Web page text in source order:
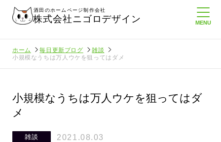
酒田のホームページ制作会社
株式会社ニゴロデザイン
ホーム 毎日更新ブログ
雑談
小規模なうちは万人ウケを狙ってはダメ
小規模なうちは万人ウケを狙ってはダ
メ
雑談 2021.08.03